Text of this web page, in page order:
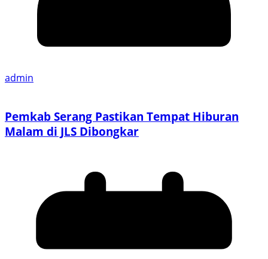
admin
Pemkab Serang Pastikan Tempat Hiburan
Malam di JLS Dibongkar